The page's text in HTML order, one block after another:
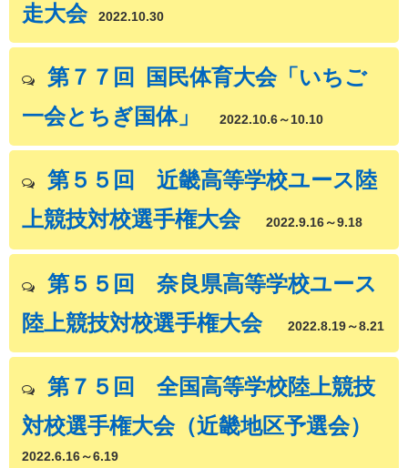
走大会
2022.10.30
第７７ 回 国民体育大会「いちご
一会とちぎ国体」
2022.10.6～10.10
第５５回 近畿高等学校ユース陸
上競技対校選手権大会
2022.9.16～9.18
第５５回 奈良県高等学校ユース
陸上競技対校選手権大会
2022.8.19～8.21
第７５回 全国高等学校陸上競技
対校選手権大会（近畿地区予選会）
2022.6.16～6.19